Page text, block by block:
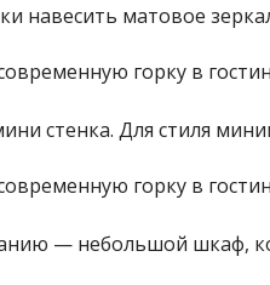
навесить матовое
стенка. Для стиля
— небольшой шкаф,